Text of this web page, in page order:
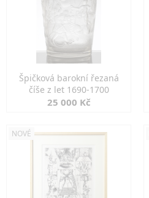
Špičková barokní řezaná
číše z let 1690-1700
25 000 Kč
NOVÉ